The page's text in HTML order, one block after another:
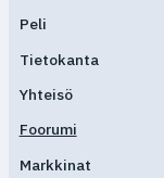
Peli
Tietokanta
Yhteisö
Foorumi
Markkinat